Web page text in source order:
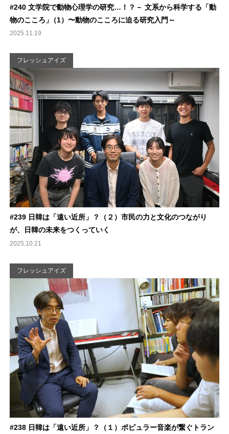
#240 文学院で動物心理学の研究…！？－ 文系から科学する「動
物のこころ 」 （1）〜動物のこころに迫る研究入門～
2025.11.19
フレッシュアイズ
#239 日韓は「遠い近所」？（２）市民の力と文化のつながり
が、日韓の未来をつくっていく
2025.10.21
フレッシュアイズ
#238 日韓は「遠い近所」？（１）ポピュラー音楽が繋ぐトラン